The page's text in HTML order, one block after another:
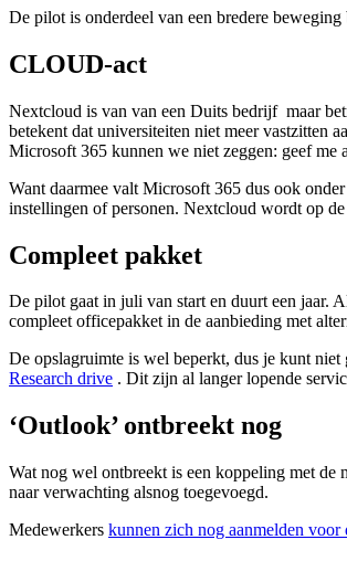
De pilot is onderdeel van een bredere
CLOUD-act
Nextcloud is van van een Duits bedrijf maar
betekent dat universiteiten niet meer vastzitten
Microsoft 365 kunnen we niet zeggen: geef me
Want daarmee valt Microsoft 365 dus ook
instellingen of personen. Nextcloud wordt op
Compleet pakket
De pilot gaat in juli van start en duurt een jaar.
compleet officepakket in de aanbieding met
De opslagruimte is wel beperkt, dus je kunt
Research drive . Dit zijn al langer lopende
‘Outlook’ ontbreekt nog
Wat nog wel ontbreekt is een koppeling met
naar verwachting alsnog toegevoegd.
Medewerkers kunnen zich nog aanmelden voor